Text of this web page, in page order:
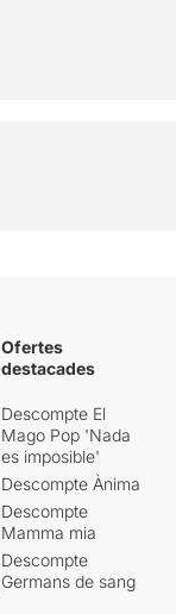
Ofertes
destacades
Descompte El
Mago Pop 'Nada
es imposible'
Descompte Ànima
Descompte
Mamma mia
Descompte
Germans de sang